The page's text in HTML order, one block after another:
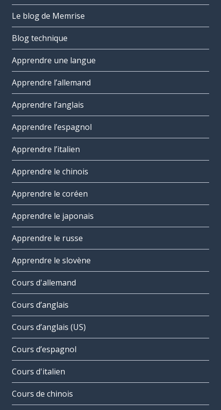
Le blog de Memrise
Blog technique
Apprendre une langue
Apprendre l’allemand
Apprendre l’anglais
Apprendre l’espagnol
Apprendre l’italien
Apprendre le chinois
Apprendre le coréen
Apprendre le japonais
Apprendre le russe
Apprendre le slovène
Cours d'allemand
Cours d’anglais
Cours d’anglais (US)
Cours d’espagnol
Cours d'italien
Cours de chinois